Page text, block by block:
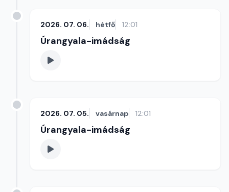
2026. 07. 06. hétfő 12:01
Úrangyala-imádság
2026. 07. 05. vasárnap 12:01
Úrangyala-imádság